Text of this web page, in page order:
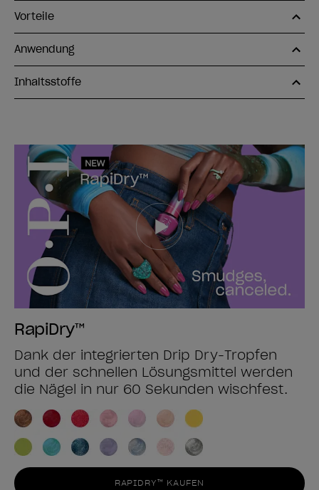
Vorteile
Anwendung
Inhaltsstoffe
RapiDry™
Dank der integrierten Drip Dry-Tropfen
und der schnellen Lösungsmittel werden
die Nägel in nur 60 Sekunden wischfest.
RAPIDRY™ KAUFEN